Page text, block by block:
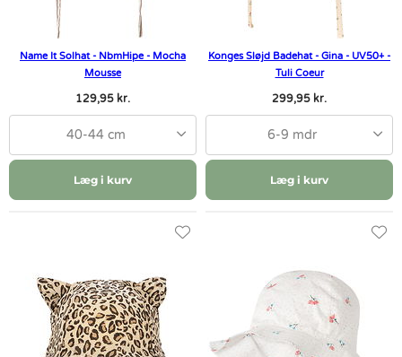
Name It Solhat - NbmHipe - Mocha
Mousse
129,95 kr.
40-44 cm
Læg i kurv
Konges Sløjd Badehat - Gina - UV50+ -
Tuli Coeur
299,95 kr.
6-9 mdr
Læg i kurv